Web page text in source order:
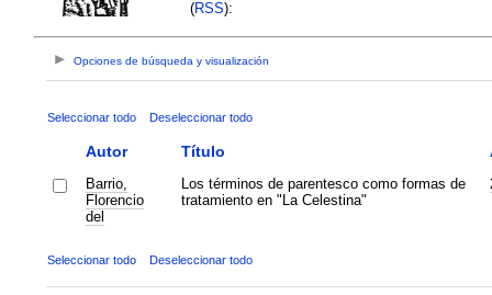
(RSS):
Opciones de búsqueda y visualización
Seleccionar todo Deseleccionar todo
Autor Título
Barrio,
Florencio
del
Los términos de parentesco como formas de
tratamiento en "La Celestina"
Seleccionar todo Deseleccionar todo